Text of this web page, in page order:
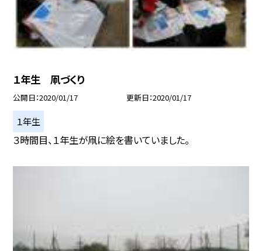
１年生 凧づくり
公開日 2020/01/17 更新日 2020/01/17
１年生
３時間目、１年生が凧に絵を書いていました。